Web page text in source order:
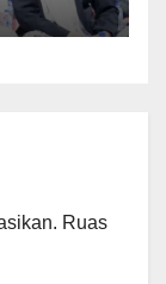
Ruas